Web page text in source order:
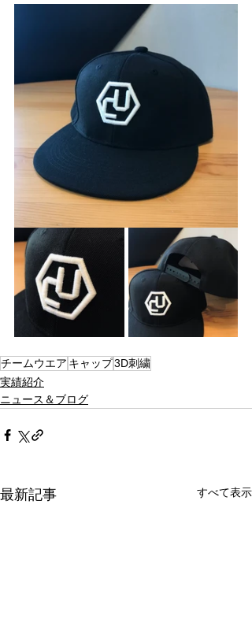
チームウエア キャップ3D刺繍
実績紹介
ニュース＆ブログ
最新記事 すべて表示